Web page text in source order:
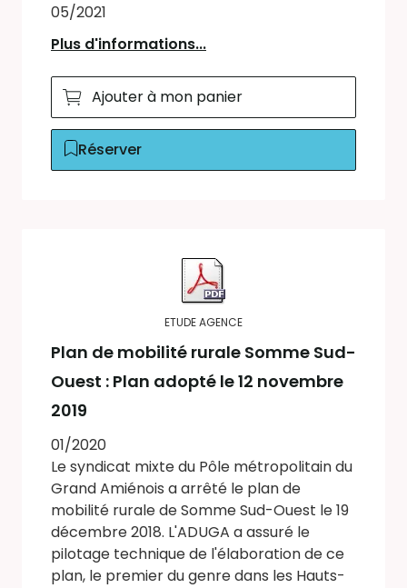
05/2021
Plus d'informations...
Ajouter à mon panier
Réserver
ETUDE AGENCE
Plan de mobilité rurale Somme Sud-
Ouest : Plan adopté le 12 novembre
2019
01/2020
Le syndicat mixte du Pôle métropolitain du
Grand Amiénois a arrêté le plan de
mobilité rurale de Somme Sud-Ouest le 19
décembre 2018. L'ADUGA a assuré le
pilotage technique de l'élaboration de ce
plan, le premier du genre dans les Hauts-